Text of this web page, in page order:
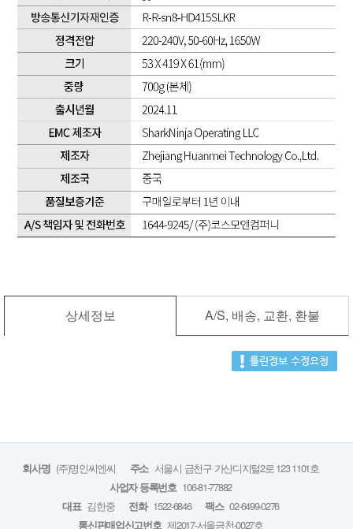
상세정보 A/S, 배송, 교환, 환불
회사명 (주)명인씨엔씨 주소 서울시 금천구 가산디지털2로 123 1101호
사업자 등록번호 106-81-77882
대표 김한중 전화 1522-6846 팩스 02-6499-0276
통신판매업신고번호 제2017-서울금천-0027호